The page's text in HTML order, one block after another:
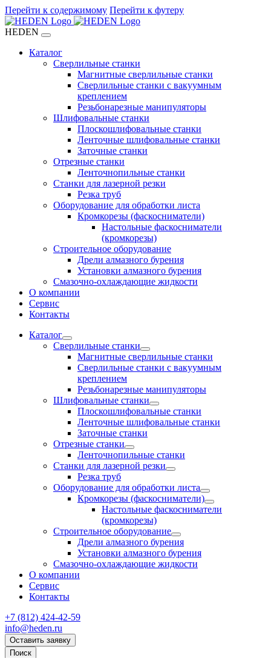
Перейти к содержимому Перейти к футеру
HEDEN
Каталог
Сверлильные станки
Магнитные сверлильные станки
Сверлильные станки с вакуумным
креплением
Резьбонарезные манипуляторы
Шлифовальные станки
Плоскошлифовальные станки
Ленточные шлифовальные станки
Заточные станки
Отрезные станки
Ленточнопильные станки
Станки для лазерной резки
Резка труб
Оборудование для обработки листа
Кромкорезы (фаскосниматели)
Настольные фаскосниматели
(кромкорезы)
Строительное оборудование
Дрели алмазного бурения
Установки алмазного бурения
Смазочно-охлаждающие жидкости
О компании
Сервис
Контакты
Каталог
Сверлильные станки
Магнитные сверлильные станки
Сверлильные станки с вакуумным
креплением
Резьбонарезные манипуляторы
Шлифовальные станки
Плоскошлифовальные станки
Ленточные шлифовальные станки
Заточные станки
Отрезные станки
Ленточнопильные станки
Станки для лазерной резки
Резка труб
Оборудование для обработки листа
Кромкорезы (фаскосниматели)
Настольные фаскосниматели
(кромкорезы)
Строительное оборудование
Дрели алмазного бурения
Установки алмазного бурения
Смазочно-охлаждающие жидкости
О компании
Сервис
Контакты
+7 (812) 424-42-59
info@heden.ru
Оставить заявку
Поиск